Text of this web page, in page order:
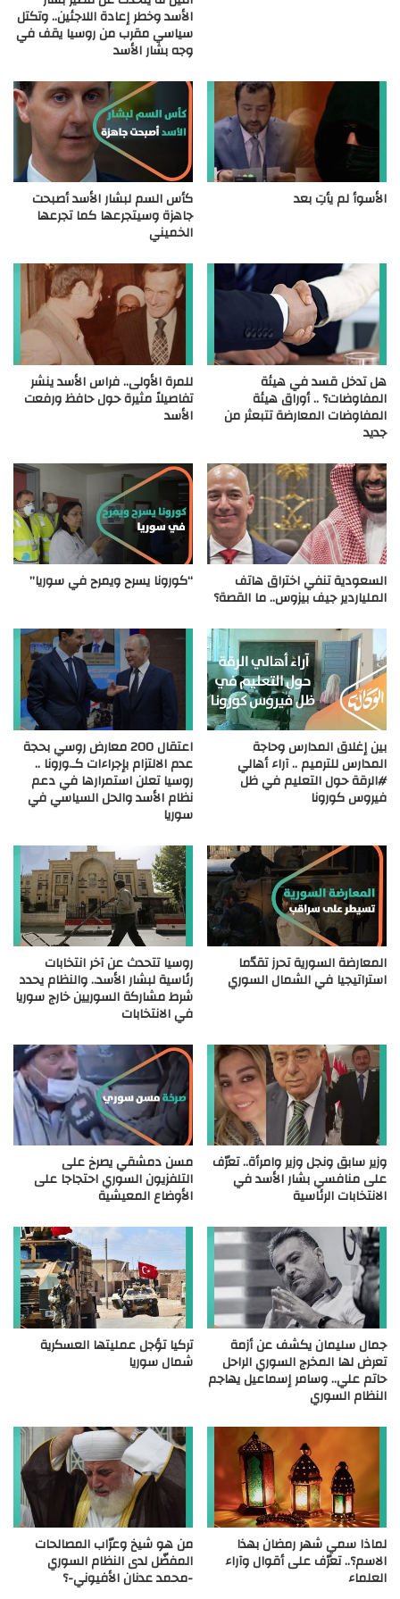
الأسد وخطر إعادة اللاجئين.. وتكتل
سياسي مقرب من روسيا يقف في
وجه بشار الأسد
الأسوأ لم يأتِ بعد كأس السم لبشار الأسد أصبحت
جاهزة وسيتجرعها كما تجرعها
الخميني
هل تدخل قسد في هيئة
المفاوضات؟ .. أوراق هيئة
المفاوضات المعارضة تتبعثر من
جديد
للمرة الأولى.. فراس الأسد ينشر
تفاصيلاً مثيرة حول حافظ ورفعت
الأسد
السعودية تنفي اختراق هاتف
الملياردير جيف بيزوس.. ما القصة؟
“كورونا يسرح ويمرح في سوريا”
بين إغلاق المدارس وحاجة
المدارس للترميم .. آراء أهالي
#الرقة حول التعليم في ظل
فيروس كورونا
اعتقال 200 معارض روسي بحجة
عدم الالتزام بإجراءات كـ.ورونا ..
روسيا تعلن استمرارها في دعم
نظام الأسد والحل السياسي في
سوريا
المعارضة السورية تحرز تقدّما
استراتيجيا في الشمال السوري
روسيا تتحدث عن آخر انتخابات
رئاسية لبشار الأسد.. والنظام يحدد
شرط مشاركة السوريين خارج سوريا
في الانتخابات
وزير سابق ونجل وزير وامرأة.. تعرّف
على منافسي بشار الأسد في
الانتخابات الرئاسية
مسن دمشقي يصرخ على
التلفزيون السوري احتجاجا على
الأوضاع المعيشية
جمال سليمان يكشف عن أزمة
تعرض لها المخرج السوري الراحل
حاتم علي.. وسامر إسماعيل يهاجم
النظام السوري
تركيا تؤجل عمليتها العسكرية
شمال سوريا
لماذا سمي شهر رمضان بهذا
الاسم؟.. تعرّف على أقوال وآراء
العلماء
من هو شيخ وعرّاب المصالحات
المفضّل لدى النظام السوري
-محمد عدنان الأفيوني-؟